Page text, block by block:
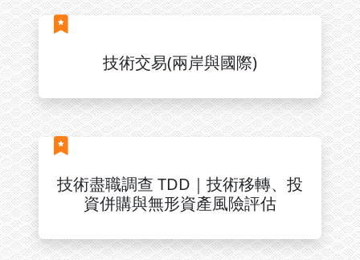
技術交易(兩岸與國際)
技術盡職調查 TDD｜技術移轉、投
資併購與無形資產風險評估